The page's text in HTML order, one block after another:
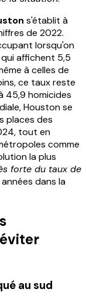
s'établit à
de 2022.
lorsqu'on
affichent 5,5
à celles de
ce taux reste
45,9 homicides
Houston se
places des
tout en
comme
la plus
forte du taux de
dans la
au sud